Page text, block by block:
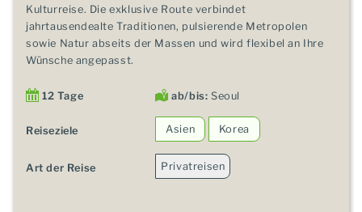
Kulturreise. Die exklusive Route verbindet
jahrtausendealte Traditionen, pulsierende Metropolen
sowie Natur abseits der Massen und wird flexibel an Ihre
Wünsche angepasst.
12 Tage ab/bis: Seoul
Reiseziele Asien Korea
Art der Reise Privatreisen